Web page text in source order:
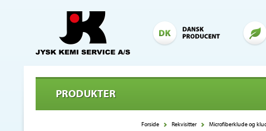
PRODUKTER
Forside Rekvisitter Microfiberklude og